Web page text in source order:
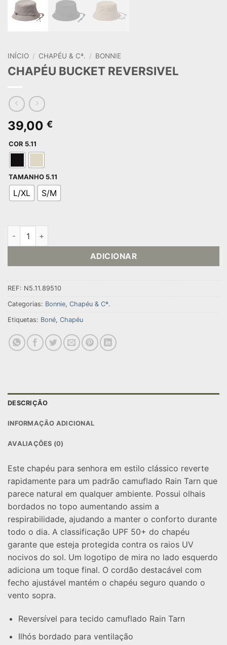
INÍCIO / CHAPÉU & Cª. / BONNIE
CHAPÉU BUCKET REVERSIVEL
39,00 €
COR 5.11
TAMANHO 5.11
L/XL S/M
Quantidade de CHAPÉU BUCKET REVERSIVEL
ADICIONAR
REF: N5.11.89510
Categorias: Bonnie, Chapéu & Cª.
Etiquetas: Boné, Chapéu
DESCRIÇÃO
INFORMAÇÃO ADICIONAL
AVALIAÇÕES (0)
Este chapéu para senhora em estilo clássico reverte
rapidamente para um padrão camuflado Rain Tarn que
parece natural em qualquer ambiente. Possui olhais
bordados no topo aumentando assim a
respirabilidade, ajudando a manter o conforto durante
todo o dia. A classificação UPF 50+ do chapéu
garante que esteja protegida contra os raios UV
nocivos do sol. Um logotipo de mira no lado esquerdo
adiciona um toque final. O cordão destacável com
fecho ajustável mantém o chapéu seguro quando o
vento sopra.
Reversível para tecido camuflado Rain Tarn
Ilhós bordado para ventilação